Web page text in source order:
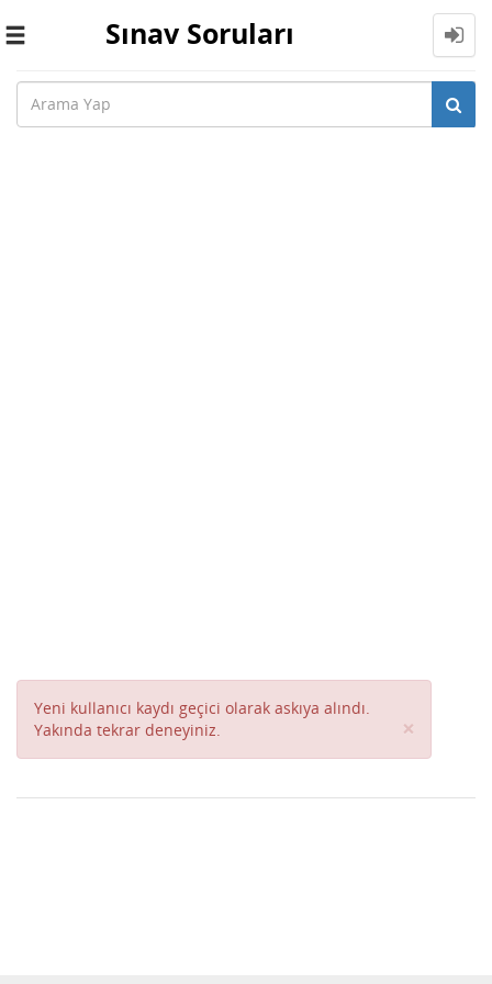
Toggle
Sınav Soruları
Yeni kullanıcı kaydı geçici olarak askıya alındı.
Yakında tekrar deneyiniz.
×